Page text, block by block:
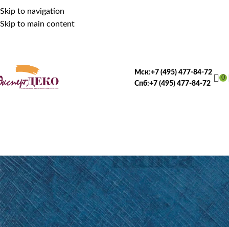
Skip to navigation
Skip to main content
Мск:+7 (495) 477-84-72
Спб:+7 (495) 477-84-72
0